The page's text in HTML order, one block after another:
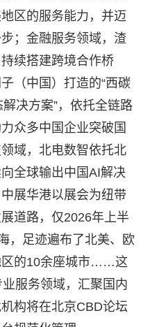
区的服务能力，并迈
；金融服务领域，渣
续搭建跨境合作桥
（中国）打造的“西碳
决方案”，依托全链路
众多中国企业突破国
域，北电数智依托北
全球输出中国AI解决
展华港以展会为纽带
道路，仅2026年上半
，足迹遍布了北美、欧
区的10余座城市……这
服务领域，汇聚国内
构将在北京CBD论坛